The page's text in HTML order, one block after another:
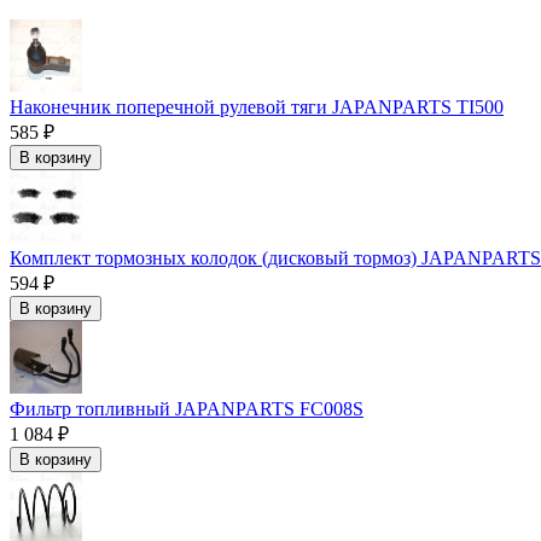
Наконечник поперечной рулевой тяги JAPANPARTS TI500
585 ₽
В корзину
Комплект тормозных колодок (дисковый тормоз)
594 ₽
В корзину
Фильтр топливный JAPANPARTS FC008S
1 084 ₽
В корзину